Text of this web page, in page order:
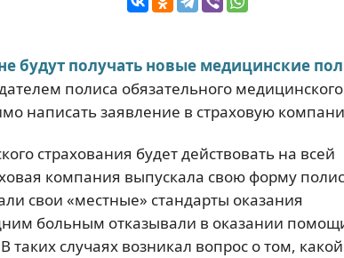
будут получать новые медицинские
полиса обязательного медицинского
написать заявление в страховую
страхования будет действовать на всей
компания выпускала свою форму
свои «местные» стандарты оказания
больным отказывали в оказании
таких случаях возникал вопрос о том,